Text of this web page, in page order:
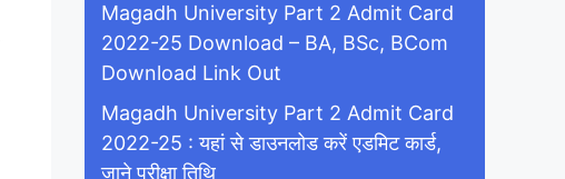
Magadh University Part 2 Admit Card
2022-25 Download – BA, BSc, BCom
Download Link Out
Magadh University Part 2 Admit Card
2022-25 : यहां से डाउनलोड करें एडमिट कार्ड,
जाने परीक्षा तिथि